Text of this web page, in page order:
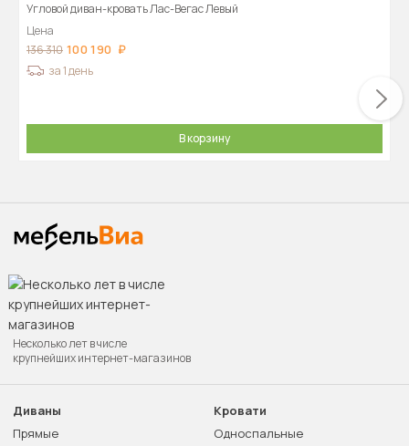
Угловой диван-кровать Лас-Вегас Левый
Цена
136 310 100 190
за 1 день
В корзину
Несколько лет в числе
крупнейших интернет-магазинов
Диваны
Прямые
Кровати
Односпальные